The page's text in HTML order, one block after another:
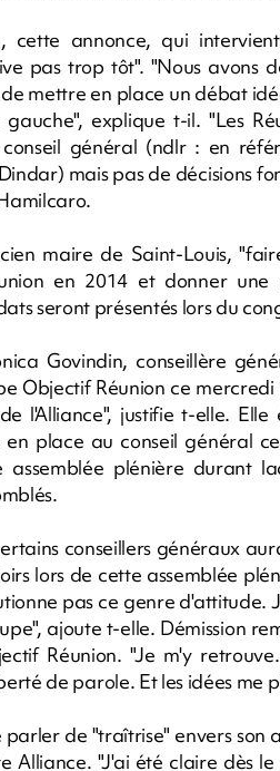
cette annonce, qui
pas trop tôt". "Nous avons
mettre en place un débat
explique t-il. "Les
général (ndlr : en
mais pas de décisions
maire de Saint-Louis,
en 2014 et donner
seront présentés lors du
Govindin, conseillère
Objectif Réunion ce
l'Alliance", justifie t-elle.
en place au conseil général
plénière durant
conseillers généraux
lors de cette assemblée
pas ce genre
ajoute t-elle. Démission
Réunion. "Je m'y
de parole. Et les idées me
de "traîtrise" envers son
Alliance. "J'ai été claire dès